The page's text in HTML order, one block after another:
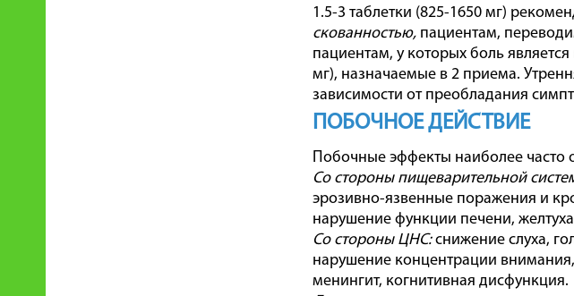
1.5-3 таблетки (825-1650 мг)
скованностью, пациентам,
пациентам, у которых боль
мг), назначаемые в 2 приема.
зависимости от преобладания
ПОБОЧНОЕ ДЕЙСТВИЕ
Побочные эффекты наиболее часто
Со стороны пищеварительной
эрозивно-язвенные поражения и
нарушение функции печени,
Со стороны ЦНС:снижение слуха,
нарушение концентрации
менингит, когнитивная дисфункция.